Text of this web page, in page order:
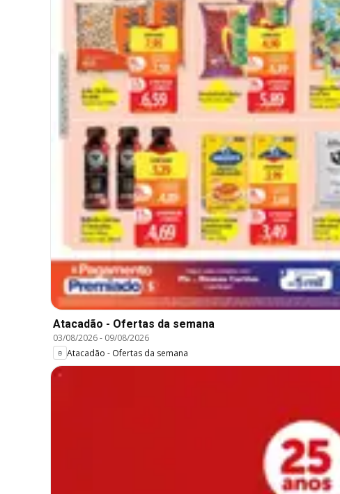
Atacadão - Ofertas da semana
03/08/2026- 09/08/2026
Atacadão - Ofertas da semana